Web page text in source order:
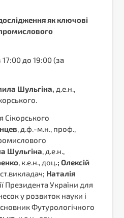
як ключові
промислового
17:00 до 19:00 (за
Шульгіна, д.е.н.,
Сікорського
, д.ф.-м.н., проф.,
Шульгіна, д.е.н.,
, к.е.н., доц.; Олексій
ст.викладач; Наталія
Президента України для
у розвиток науки і
Футурологічного